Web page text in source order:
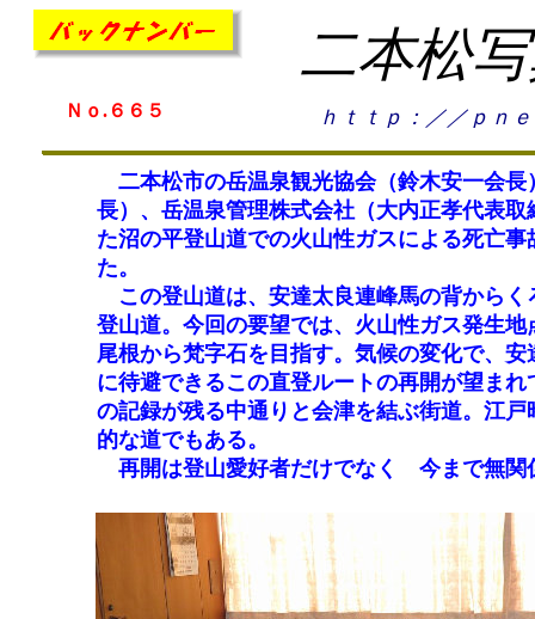
二本松
Ｎｏ.６６５ ｈｔｔｐ：／／ｐｎ
二本松市の岳温泉観光協会（鈴木安一会長
長）、岳温泉管理株式会社（大内正孝代表
た沼の平登山道での火山性ガスによる死亡
た。
この登山道は、安達太良連峰馬の背からく
登山道。今回の要望では、火山性ガス発生
尾根から梵字石を目指す。気候の変化で、
に待避できるこの直登ルートの再開が望ま
の記録が残る中通りと会津を結ぶ街道。江
的な道でもある。
再開は登山愛好者だけでなく 今まで無関